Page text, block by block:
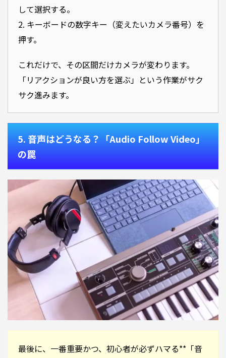
して選択する。
2. キーボードの数字キー（変えたいカメラ番号）を
押す。
これだけで、その区間だけカメラが変わります。
「リアクションが良い方を選ぶ」という作業がサク
サク進みます。
5. 音声はどうなる？「Audio Follow Video」
の罠
最後に、一番重要かつ、初心者が必ずハマる**「音